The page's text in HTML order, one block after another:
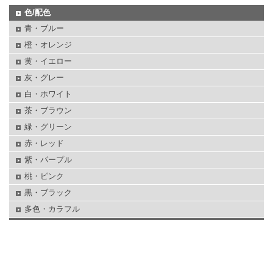
色/配色
青・ブルー
橙・オレンジ
黄・イエロー
灰・グレー
白・ホワイト
茶・ブラウン
緑・グリーン
赤・レッド
紫・パープル
桃・ピンク
黒・ブラック
多色・カラフル